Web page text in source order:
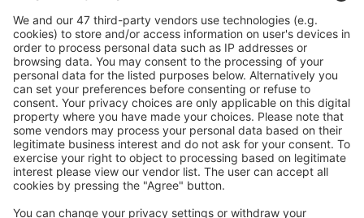
Caută rapid şi uşor
Ofertă adaptată aşteptărilor tale.
Planifică ȋn siguranţă
Rezervare fără griji cu opțiune gratuită de anulare.
Economiseşte mai mult
Prețuri atractive și oferte speciale pentru utilizatorii
conectați.